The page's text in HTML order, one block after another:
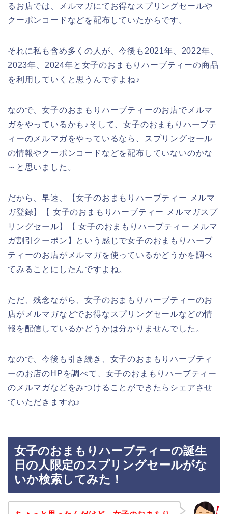
るお店では、メルマガにてお得なスプリングセールや
クーポンコードなどを配布していたからです。
それに私も含め多くの人が、今後も2021年、2022年、
2023年、2024年と女子のおまもりハーブティーの商品
を利用していくと思うんですよね♪
なので、女子のおまもりハーブティーのお店でメルマ
ガをやっているかも♪そして、女子のおまもりハーブテ
ィーのメルマガをやっているなら、スプリングセール
の情報やクーポンコードなどを配布していないのかな
～と思いました。
だから、早速、【女子のおまもりハーブティー メルマ
ガ登録】【 女子のおまもりハーブティー メルマガスプ
リングセール】【 女子のおまもりハーブティー メルマ
ガ割引クーポン】という感じで女子のおまもりハーブ
ティーのお店がメルマガを使っているかどうかを調べ
てみることにしたんですよね。
ただ、残念ながら、女子のおまもりハーブティーのお
店がメルマガなどでお得なスプリングセールなどの情
報を配信しているかどうかは分かりませんでした。
なので、今後も引き続き、女子のおまもりハーブティ
ーのお店のHPを調べて、女子のおまもりハーブティー
のメルマガなどをみつけることができたらシェアさせ
ていただきますね♪
女子のおまもりハーブティーの誕生
日の人限定のスプリングセールがな
いか検索してみた！